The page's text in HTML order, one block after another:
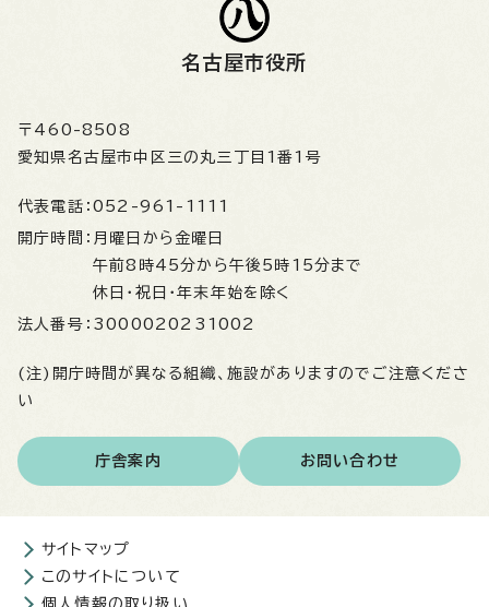
名古屋市役所
〒460-8508
愛知県名古屋市中区三の丸三丁目1番1号
代表電話： 052-961-1111
開庁時間： 月曜日から金曜日
午前8時45分から午後5時15分まで
休日・祝日・年末年始を除く
法人番号： 3000020231002
(注)開庁時間が異なる組織、施設がありますのでご注意くださ
い
庁舎案内 お問い合わせ
サイトマップ
このサイトについて
個人情報の取り扱い